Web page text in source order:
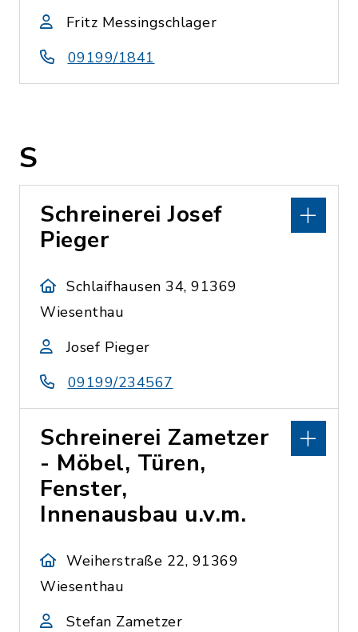
Fritz Messingschlager
09199/1841
S
Schreinerei Josef
Pieger
Schlaifhausen 34, 91369
Wiesenthau
Josef Pieger
09199/234567
Schreinerei Zametzer
- Möbel, Türen,
Fenster,
Innenausbau u.v.m.
Weiherstraße 22, 91369
Wiesenthau
Stefan Zametzer